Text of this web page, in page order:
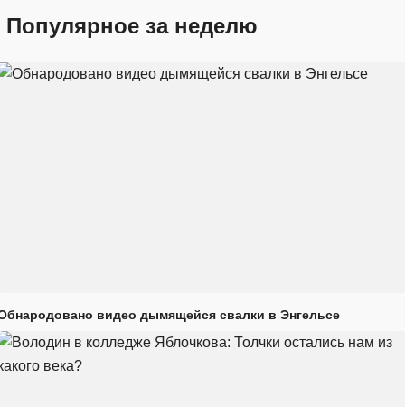
Популярное за неделю
видео дымящейся свалки в Энгельсе